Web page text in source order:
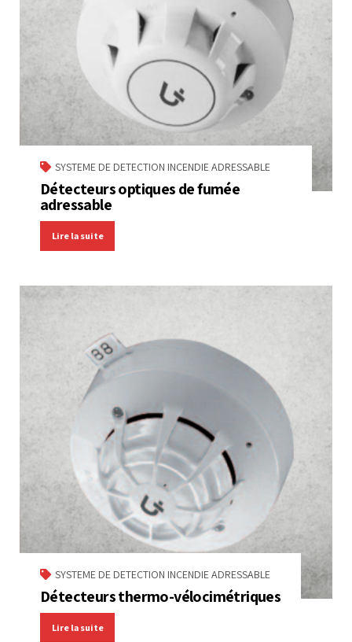
SYSTEME DE DETECTION INCENDIE ADRESSABLE
Détecteurs optiques de fumée
adressable
Lire la suite
SYSTEME DE DETECTION INCENDIE ADRESSABLE
Détecteurs thermo-vélocimétriques
Lire la suite